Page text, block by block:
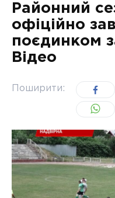
УКРАЇНА
Районний
офіційно
поєдинком
Відео
Поширити: